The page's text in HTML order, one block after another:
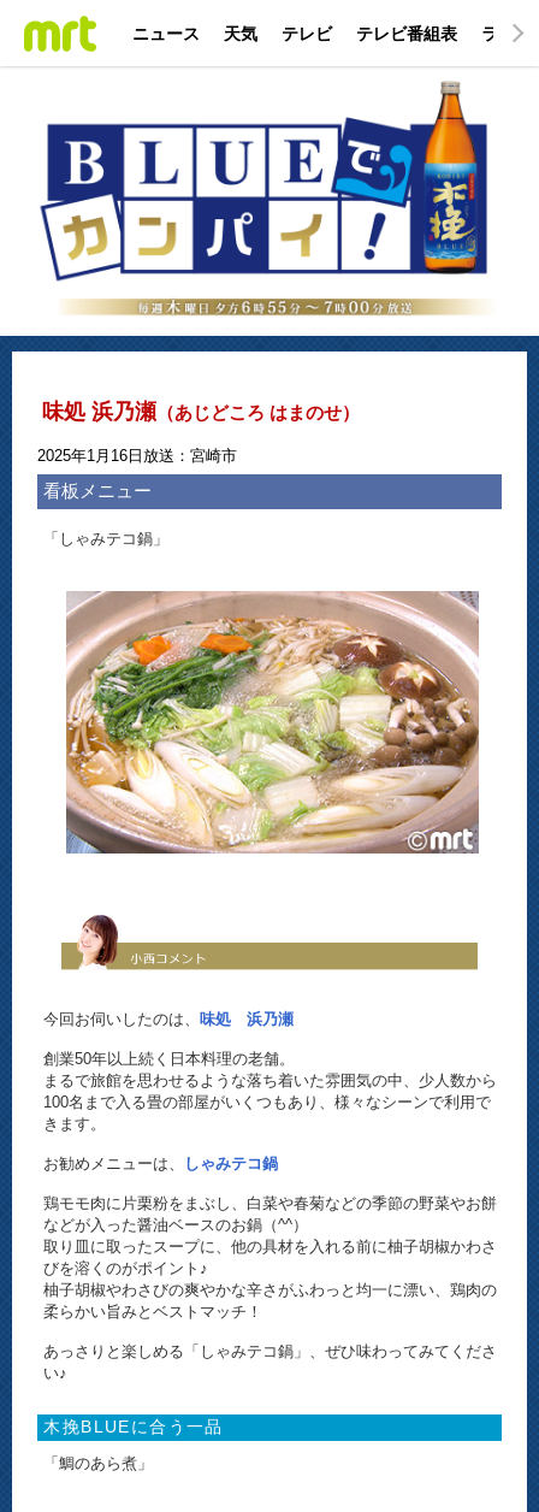
ニュース 天気 テレビ テレビ番組表 ラジオ
味処 浜乃瀬 （あじどころ はまのせ）
2025年1月16日放送：宮崎市
看板メニュー
「しゃみテコ鍋」
今回お伺いしたのは、 味処 浜乃瀬
創業50年以上続く日本料理の老舗。
まるで旅館を思わせるような落ち着いた雰囲気の中、少人数から
100名まで入る畳の部屋がいくつもあり、様々なシーンで利用で
きます。
お勧めメニューは、 しゃみテコ鍋
鶏モモ肉に片栗粉をまぶし、白菜や春菊などの季節の野菜やお餅
などが入った醤油ベースのお鍋（^^）
取り皿に取ったスープに、他の具材を入れる前に柚子胡椒かわさ
びを溶くのがポイント♪
柚子胡椒やわさびの爽やかな辛さがふわっと均一に漂い、鶏肉の
柔らかい旨みとベストマッチ！
あっさりと楽しめる「しゃみテコ鍋」、ぜひ味わってみてくださ
い♪
木挽BLUEに合う一品
「鯛のあら煮」